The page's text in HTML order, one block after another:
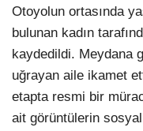
Otoyolun ortasında
bulunan kadın
kaydedildi. Meydana
uğrayan aile ikamet
etapta resmi bir
ait görüntülerin